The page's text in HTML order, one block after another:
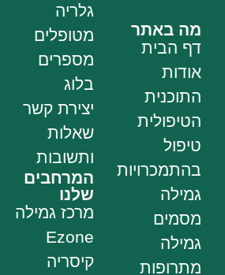
מה באתר
דף הבית
אודות
התוכנית
הטיפולית
טיפול
בהתמכרויות
גמילה
מסמים
גמילה
מתרופות
גלריה
מטופלים
מספרים
בלוג
יצירת קשר
שאלות
ותשובות
המרחבים
שלנו
מרכז גמילה
Ezone
קיסריה